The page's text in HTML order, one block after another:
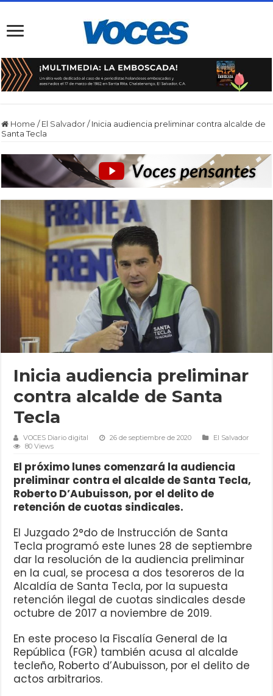
Home / El Salvador / Inicia audiencia preliminar contra alcalde de
Santa Tecla
Inicia audiencia preliminar
contra alcalde de Santa
Tecla
VOCES Diario digital 26 de septiembre de 2020
El Salvador
80 Views
El próximo lunes comenzará la audiencia
preliminar contra el alcalde de Santa Tecla,
Roberto D’Aubuisson, por el delito de
retención de cuotas sindicales.
El Juzgado 2°do de Instrucción de Santa
Tecla programó este lunes 28 de septiembre
dar la resolución de la audiencia preliminar
en la cual, se procesa a dos tesoreros de la
Alcaldía de Santa Tecla, por la supuesta
retención ilegal de cuotas sindicales desde
octubre de 2017 a noviembre de 2019.
En este proceso la Fiscalía General de la
República (FGR) también acusa al alcalde
tecleño, Roberto d’Aubuisson, por el delito de
actos arbitrarios.